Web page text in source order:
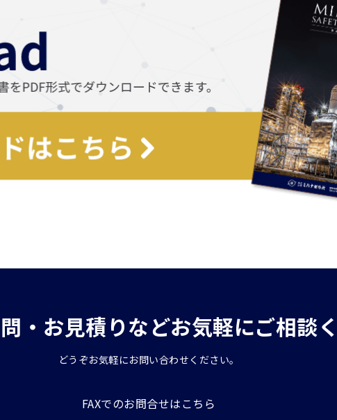
・お見積りなどお気軽にご相談く
どうぞお気軽にお問い合わせください。
FAXでのお問合せはこちら